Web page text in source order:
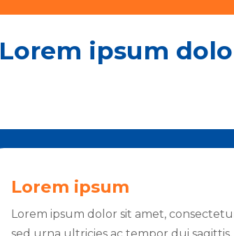
Lorem ipsum
Lorem ipsum
Lorem ipsum dolor sit amet,
sed urna ultricies ac tempor dui